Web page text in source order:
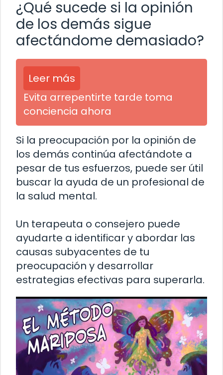
¿Qué sucede si la opinión
de los demás sigue
afectándome demasiado?
Leer más
Evita arrepentirte tarde toma
conciencia ahora
Si la preocupación por la opinión de
los demás continúa afectándote a
pesar de tus esfuerzos, puede ser útil
buscar la ayuda de un profesional de
la salud mental.
Un terapeuta o consejero puede
ayudarte a identificar y abordar las
causas subyacentes de tu
preocupación y desarrollar
estrategias efectivas para superarla.